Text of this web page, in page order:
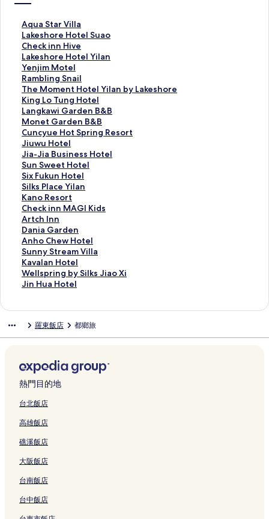
Aqua Star Villa
A
q
u
a
S
t
a
r
V
i
l
l
a
的
連
結
Lakeshore Hotel Suao
L
a
k
e
s
h
o
r
e
H
o
t
e
l
S
u
a
o
的
連
結
Check inn Hive
C
h
e
c
k
i
n
n
H
i
v
e
的
連
結
Lakeshore Hotel Yilan
L
a
k
e
s
h
o
r
e
H
o
t
e
l
Y
i
l
a
n
的
連
結
Yenjim Motel
Y
e
n
j
i
m
M
o
t
e
l
的
連
結
Rambling Snail
R
a
m
b
l
i
n
g
S
n
a
i
l
的
連
結
The Moment Hotel Yilan by Lakeshore
T
h
e
M
o
m
e
n
t
H
o
t
e
l
Y
i
l
a
n
k
h
o
r
e
連
King Lo Tung Hotel
K
i
n
g
L
o
T
u
n
g
H
o
t
e
l
的
連
結
Langkawi Garden B&B
L
a
n
g
k
a
w
i
G
a
r
d
e
n
B
&
B
Monet Garden B&B
M
o
n
e
t
G
a
r
d
e
n
B
&
B
的
連
Cuncyue Hot Spring Resort
C
u
n
c
y
u
e
H
o
t
S
p
r
i
n
o
的
連
結
Jiuwu Hotel
J
i
u
w
u
H
o
t
e
l
的
連
結
Jia-Jia Business Hotel
J
i
a
-
J
i
a
B
u
s
i
n
e
t
的
連
結
Sun Sweet Hotel
S
u
n
S
w
e
e
t
H
o
t
e
結
Six Fukun Hotel
S
i
x
F
u
k
u
n
H
o
t
連
結
Silks Place Yilan
S
i
l
k
s
P
l
a
c
e
n
結
Kano Resort
K
a
n
o
R
e
s
o
r
結
Check inn MAGI Kids
C
h
e
c
k
i
n
n
K
s
的
連
結
Artch Inn
A
r
t
c
h
I
n
結
Dania Garden
D
a
n
i
a
G
n
結
Anho Chew Hotel
A
n
h
o
C
o
l
的
連
結
Sunny Stream Villa
S
u
n
n
e
V
i
l
l
的
結
Kavalan Hotel
K
a
v
H
e
l
的
連
Wellspring by Silks Jiao Xi
W
e
r
g
b
y
S
l
s
J
i
a
X
Jin Hua Hotel
J
a
t
e
l
的
結
羅東飯店 都鄉旅
熱門目的地
台北飯店
高雄飯店
礁溪飯店
大阪飯店
台南飯店
台中飯店